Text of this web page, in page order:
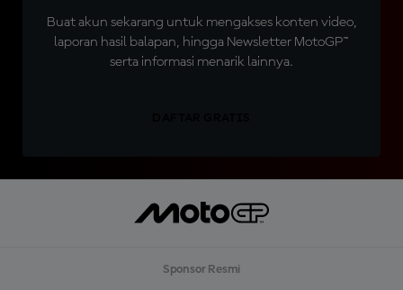
Buat akun sekarang untuk mengakses konten video,
laporan hasil balapan, hingga Newsletter MotoGP™
serta informasi menarik lainnya.
Sponsor Resmi